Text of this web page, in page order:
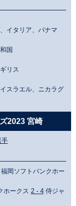
イタリア、パナマ
国
リス
スラエル、ニカラグ
2023 宮崎
手
福岡ソフトバンクホー
ホークス 2 - 4 侍ジャ